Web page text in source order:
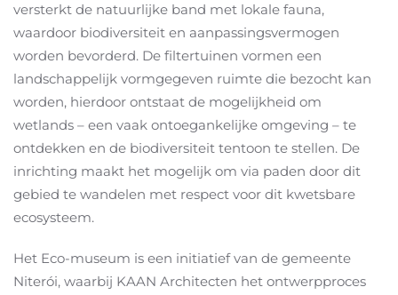
versterkt de natuurlijke band met lokale fauna,
waardoor biodiversiteit en aanpassingsvermogen
worden bevorderd. De filtertuinen vormen een
landschappelijk vormgegeven ruimte die bezocht kan
worden, hierdoor ontstaat de mogelijkheid om
wetlands – een vaak ontoegankelijke omgeving – te
ontdekken en de biodiversiteit tentoon te stellen. De
inrichting maakt het mogelijk om via paden door dit
gebied te wandelen met respect voor dit kwetsbare
ecosysteem.
Het Eco-museum is een initiatief van de gemeente
Niterói, waarbij KAAN Architecten het ontwerpproces